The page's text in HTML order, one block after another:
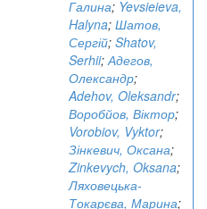
Галина; Yevsieieva,
Halyna; Шатов,
Сергій; Shatov,
Serhii;Адегов,
Олександр;
Adehov, Oleksandr;
Воробйов, Віктор;
Vorobiov, Vyktor;
Зінкевич, Оксана;
Zinkevych, Oksana;
Ляховецька-
Токарєва, Марина;